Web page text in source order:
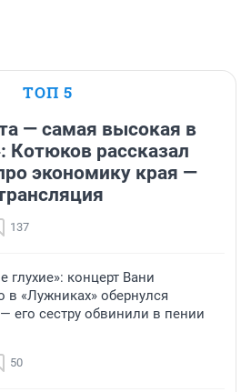
ТОП 5
— самая высокая в
Котюков рассказал
экономику края —
137
глухие»: концерт Вани
в «Лужниках» обернулся
его сестру обвинили в пении
50